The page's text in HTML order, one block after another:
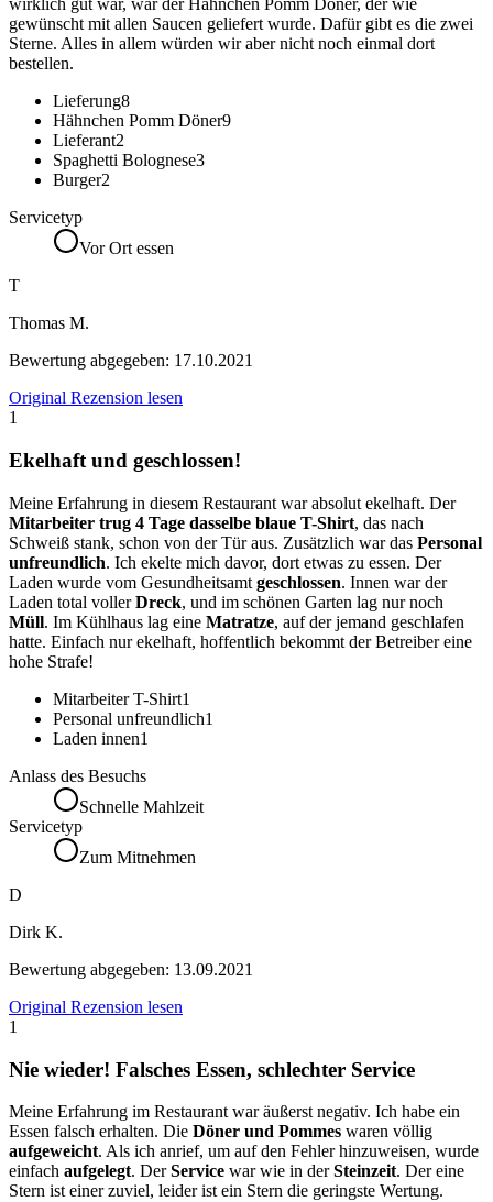
wirklich gut war, war der Hähnchen Pomm Döner, der wie
gewünscht mit allen Saucen geliefert wurde. Dafür gibt es die zwei
Sterne. Alles in allem würden wir aber nicht noch einmal dort
bestellen.
Lieferung8
Hähnchen Pomm Döner9
Lieferant2
Spaghetti Bolognese3
Burger2
Servicetyp
Vor Ort essen
T
Thomas M.
Bewertung abgegeben: 17.10.2021
Original Rezension lesen
1
Ekelhaft und geschlossen!
Meine Erfahrung in diesem Restaurant war absolut ekelhaft. Der
Mitarbeiter trug 4 Tage dasselbe blaue T-Shirt, das nach
Schweiß stank, schon von der Tür aus. Zusätzlich war das Personal
unfreundlich. Ich ekelte mich davor, dort etwas zu essen. Der
Laden wurde vom Gesundheitsamt geschlossen. Innen war der
Laden total vollerDreck, und im schönen Garten lag nur noch
Müll. Im Kühlhaus lag eine Matratze, auf der jemand geschlafen
hatte. Einfach nur ekelhaft, hoffentlich bekommt der Betreiber eine
hohe Strafe!
Mitarbeiter T-Shirt1
Personal unfreundlich1
Laden innen1
Anlass des Besuchs
Schnelle Mahlzeit
Servicetyp
Zum Mitnehmen
D
Dirk K.
Bewertung abgegeben: 13.09.2021
Original Rezension lesen
1
Nie wieder! Falsches Essen, schlechter Service
Meine Erfahrung im Restaurant war äußerst negativ. Ich habe ein
Essen falsch erhalten. Die Döner und Pommes waren völlig
aufgeweicht. Als ich anrief, um auf den Fehler hinzuweisen, wurde
einfach aufgelegt. DerService war wie in derSteinzeit. Der eine
Stern ist einer zuviel, leider ist ein Stern die geringste Wertung.